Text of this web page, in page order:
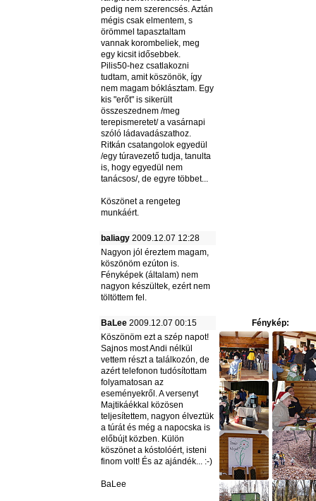
pedig nem szerencsés. Aztán
mégis csak elmentem, s
örömmel tapasztaltam
vannak korombeliek, meg
egy kicsit idősebbek.
Pilis50-hez csatlakozni
tudtam, amit köszönök, így
nem magam bóklásztam. Egy
kis "erőt" is sikerült
összeszednem /meg
terepismeretet/ a vasárnapi
szóló ládavadászathoz.
Ritkán csatangolok egyedül
/egy túravezető tudja, tanulta
is, hogy egyedül nem
tanácsos/, de egyre többet...
Köszönet a rengeteg
munkáért.
baliagy 2009.12.07 12:28
Nagyon jól éreztem magam,
köszönöm ezúton is.
Fényképek (általam) nem
nagyon készültek, ezért nem
töltöttem fel.
BaLee 2009.12.07 00:15
Fénykép:
Köszönöm ezt a szép napot!
Sajnos most Andi nélkül
vettem részt a találkozón, de
azért telefonon tudósítottam
folyamatosan az
eseményekről. A versenyt
Majtikáékkal közösen
teljesítettem, nagyon élveztük
a túrát és még a napocska is
előbújt közben. Külön
köszönet a kóstolóért, isteni
finom volt! És az ajándék... :-)
BaLee